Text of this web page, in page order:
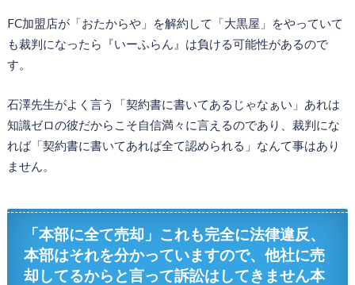
FC加盟店が「おたからや」を解約して「大黒屋」をやっていて
も裁判になったら『いーふらん』は負ける可能性があるので
す。
石澤先生がよく言う「契約書に書いてあるじゃなぁい」あれは
知識ゼロの彼だからこそ自信満々に言えるのであり、裁判にな
れば「契約書に書いてあれば全て認められる」なんて事はあり
ません。
「本部に全て売却」これも完全に法律違反、
本部はそれを分かっていますので、他社に売
却してるからと言って訴訟はしてきません本